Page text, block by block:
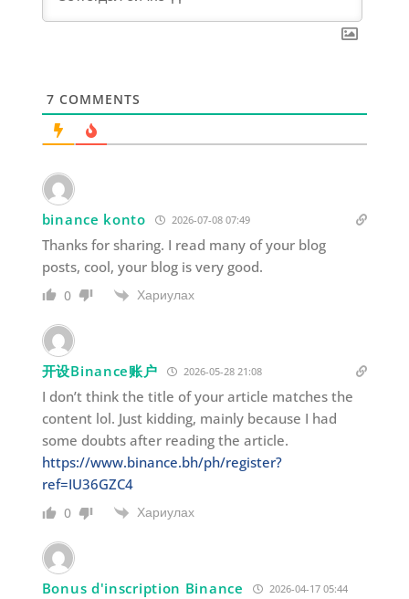
7 COMMENTS
binance konto 2026-07-08 07:49
Thanks for sharing. I read many of your blog
posts, cool, your blog is very good.
0 Хариулах
开设Binance账户 2026-05-28 21:08
I don’t think the title of your article matches the
content lol. Just kidding, mainly because I had
some doubts after reading the article.
https://www.binance.bh/ph/register?
ref=IU36GZC4
0 Хариулах
Bonus d'inscription Binance 2026-04-17 05:44